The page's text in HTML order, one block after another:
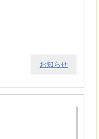
お知らせ